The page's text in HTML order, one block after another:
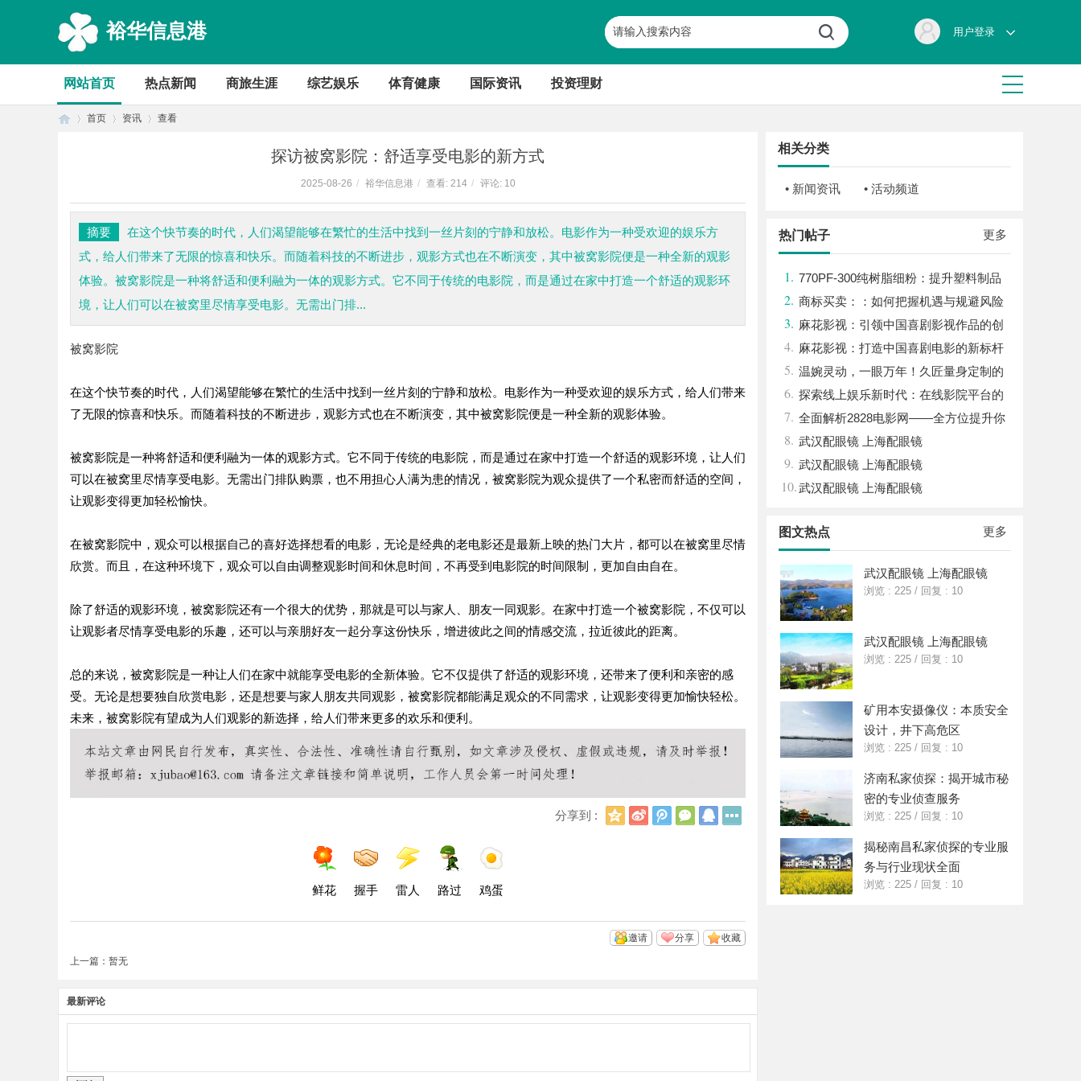
裕华信息港 用户登录
网站首页 热点新闻 商旅生涯 综艺娱乐 体育健康 国际资讯 投资理财
首页 资讯 查看
探访被窝影院：舒适享受电影的新方式
2025-08-26 / 裕华信息港 / 查看: 214 / 评论: 10
摘要
在这个快节奏的时代，人们渴望能够在繁忙的生活中找到一丝片刻的宁静和放松。电影作为一种受欢迎的娱乐方
式，给人们带来了无限的惊喜和快乐。而随着科技的不断进步，观影方式也在不断演变，其中被窝影院便是一种全新的观影
体验。被窝影院是一种将舒适和便利融为一体的观影方式。它不同于传统的电影院，而是通过在家中打造一个舒适的观影环
境，让人们可以在被窝里尽情享受电影。无需出门排...
被窝影院
在这个快节奏的时代，人们渴望能够在繁忙的生活中找到一丝片刻的宁静和放松。电影作为一种受欢迎的娱乐方式，给人们带来
了无限的惊喜和快乐。而随着科技的不断进步，观影方式也在不断演变，其中被窝影院便是一种全新的观影体验。
被窝影院是一种将舒适和便利融为一体的观影方式。它不同于传统的电影院，而是通过在家中打造一个舒适的观影环境，让人们
可以在被窝里尽情享受电影。无需出门排队购票，也不用担心人满为患的情况，被窝影院为观众提供了一个私密而舒适的空间，
让观影变得更加轻松愉快。
在被窝影院中，观众可以根据自己的喜好选择想看的电影，无论是经典的老电影还是最新上映的热门大片，都可以在被窝里尽情
欣赏。而且，在这种环境下，观众可以自由调整观影时间和休息时间，不再受到电影院的时间限制，更加自由自在。
除了舒适的观影环境，被窝影院还有一个很大的优势，那就是可以与家人、朋友一同观影。在家中打造一个被窝影院，不仅可以
让观影者尽情享受电影的乐趣，还可以与亲朋好友一起分享这份快乐，增进彼此之间的情感交流，拉近彼此的距离。
总的来说，被窝影院是一种让人们在家中就能享受电影的全新体验。它不仅提供了舒适的观影环境，还带来了便利和亲密的感
受。无论是想要独自欣赏电影，还是想要与家人朋友共同观影，被窝影院都能满足观众的不同需求，让观影变得更加愉快轻松。
未来，被窝影院有望成为人们观影的新选择，给人们带来更多的欢乐和便利。
分享到 :
Q
新
浪
腾
讯
微
信
Q
鲜花 握手 雷人 路过 鸡蛋
收藏
分享
邀请
上一篇：暂无
最新评论
相关分类
• 新闻资讯 • 活动频道
更多
热门帖子
1. 770PF-300纯树脂细粉：提升塑料制品
性能的新选择
2. 商标买卖：：如何把握机遇与规避风险
3. 麻花影视：引领中国喜剧影视作品的创
新与发展之路
4. 麻花影视：打造中国喜剧电影的新标杆
与文化现象
5. 温婉灵动，一眼万年！久匠量身定制的
眉眼唇，才是你整张脸的点睛之笔！淡颜系
女生的气质加分项
6. 探索线上娱乐新时代：在线影院平台的
魅力与未来发展趋势
7. 全面解析2828电影网——全方位提升你
的观影体验平台
8. 武汉配眼镜 上海配眼镜
9. 武汉配眼镜 上海配眼镜
10.武汉配眼镜 上海配眼镜
更多
图文热点
武汉配眼镜 上海配眼镜
浏览 : 225 / 回复 : 10
武汉配眼镜 上海配眼镜
浏览 : 225 / 回复 : 10
矿用本安摄像仪：本质安全
设计，井下高危区
浏览 : 225 / 回复 : 10
济南私家侦探：揭开城市秘
密的专业侦查服务
浏览 : 225 / 回复 : 10
揭秘南昌私家侦探的专业服
务与行业现状全面
浏览 : 225 / 回复 : 10